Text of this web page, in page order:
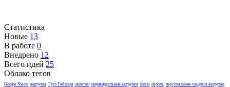
Статистика
Новые 13
В работе 0
Внедрено 12
Всего идей 25
Облако тегов
Google Sheets выгрузка Гугл Таблицы заметки индивидуальные выгрузки логин пароль персональные скидки в выгрузке